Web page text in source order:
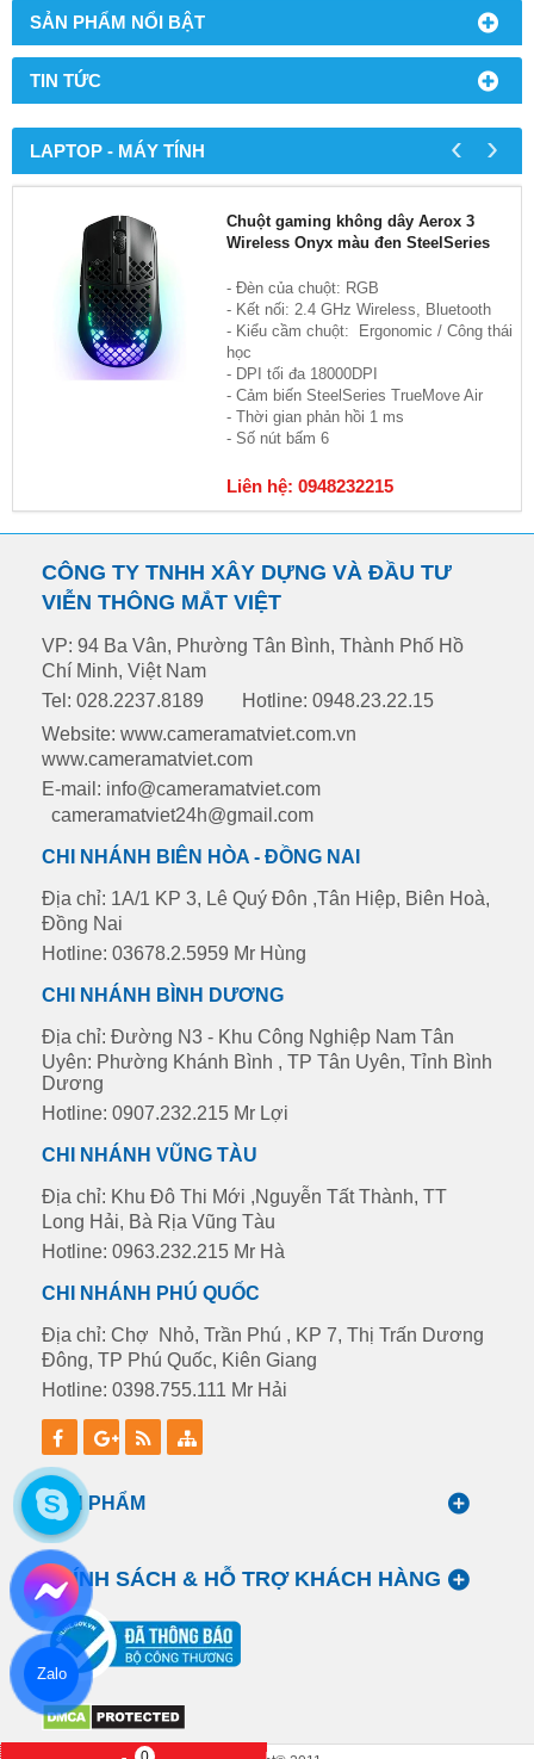
SẢN PHẨM NỔI BẬT
TIN TỨC
LAPTOP - MÁY TÍNH
Chuột gaming không dây Aerox 3
Wireless Onyx màu đen SteelSeries
- Đèn của chuột: RGB
- Kết nối: 2.4 GHz Wireless, Bluetooth
- Kiểu cầm chuột: Ergonomic / Công thái
học
- DPI tối đa 18000DPI
- Cảm biến SteelSeries TrueMove Air
- Thời gian phản hồi 1 ms
- Số nút bấm 6
Liên hệ: 0948232215
‹ ›
CÔNG TY TNHH XÂY DỰNG VÀ ĐẦU TƯ
VIỄN THÔNG MẮT VIỆT
VP: 94 Ba Vân, Phường Tân Bình, Thành Phố Hồ
Chí Minh, Việt Nam
Tel: 028.2237.8189
Hotline: 0948.23.22.15
Website: www.cameramatviet.com.vn
www.cameramatviet.com
E-mail: info@cameramatviet.com
cameramatviet24h@gmail.com
CHI NHÁNH BIÊN HÒA - ĐỒNG NAI
Địa chỉ: 1A/1 KP 3, Lê Quý Đôn ,Tân Hiệp, Biên Hoà,
Đồng Nai
Hotline: 03678.2.5959 Mr Hùng
CHI NHÁNH BÌNH DƯƠNG
Địa chỉ: Đường N3 - Khu Công Nghiệp Nam Tân
Uyên: Phường Khánh Bình , TP Tân Uyên, Tỉnh Bình
Dương
Hotline: 0907.232.215 Mr Lợi
CHI NHÁNH VŨNG TÀU
Địa chỉ: Khu Đô Thi Mới ,Nguyễn Tất Thành, TT
Long Hải, Bà Rịa Vũng Tàu
Hotline: 0963.232.215 Mr Hà
CHI NHÁNH PHÚ QUỐC
Địa chỉ: Chợ Nhỏ, Trần Phú , KP 7, Thị Trấn Dương
Đông, TP Phú Quốc, Kiên Giang
Hotline: 0398.755.111 Mr Hải
SẢN PHẨM
CHÍNH SÁCH & HỖ TRỢ KHÁCH HÀNG
Zalo